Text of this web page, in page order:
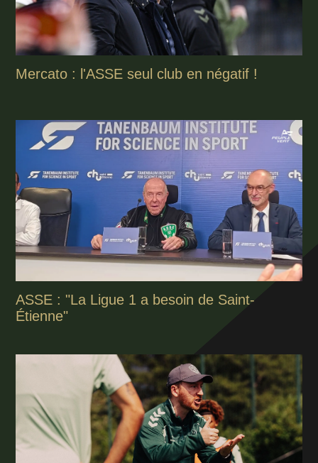
Mercato : l'ASSE seul club en négatif !
ASSE : "La Ligue 1 a besoin de Saint-
Étienne"